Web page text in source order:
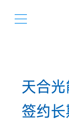
天合
签约